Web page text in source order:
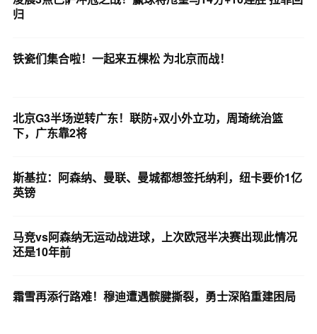
归
铁瓷们集合啦！一起来五棵松 为北京而战！
北京G3半场逆转广东！联防+双小外立功，周琦统治篮
下，广东靠2将
斯基拉：阿森纳、曼联、曼城都想签托纳利，纽卡要价1亿
英镑
马竞vs阿森纳无运动战进球，上次欧冠半决赛出现此情况
还是10年前
霜雪再添行路难！穆迪遭遇髌腱撕裂，勇士深陷重建困局